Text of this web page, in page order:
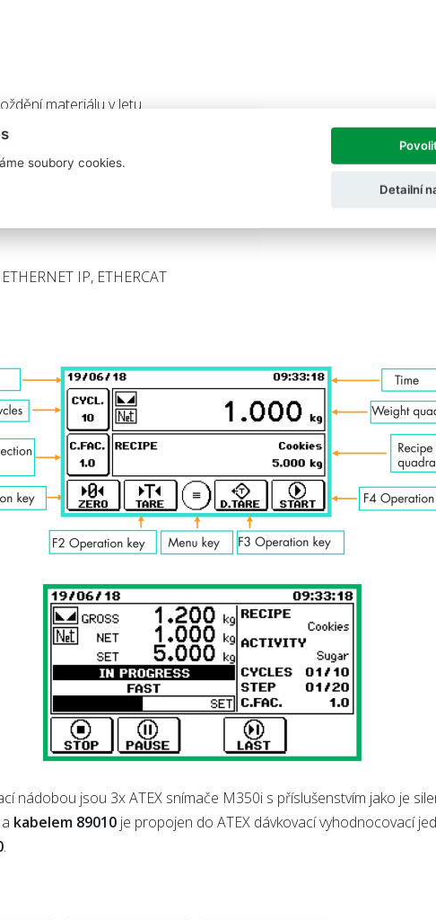
materiálu v letu
start, stop, …)
RTU
IP, ETHERCAT
nádobou jsou 3x ATEX snímače M350i s příslušenstvím jako je
kabelem 89010 je propojen do ATEX dávkovací vyhodnocovací
.
soubory cookies.
Detailní